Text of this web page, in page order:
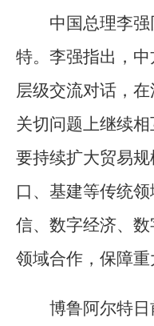
中国总理李
特。李强指出，
层级交流对话，
关切问题上继续
要持续扩大贸易
口、基建等传统
信、数字经济、
领域合作，保障重
博鲁阿尔特